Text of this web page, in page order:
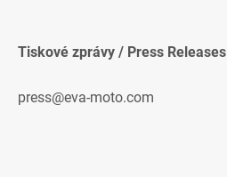
Tiskové zprávy / Press Releases
press@eva-moto.com